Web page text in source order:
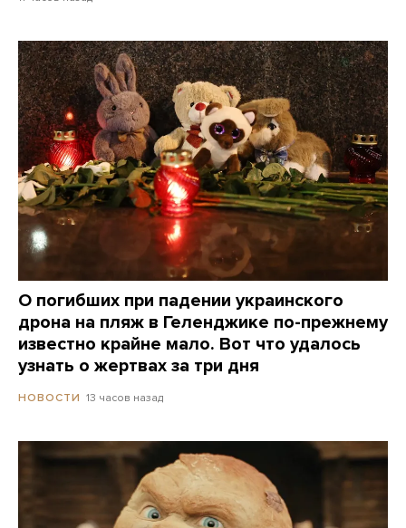
О погибших при падении украинского
дрона на пляж в Геленджике по-прежнему
известно крайне мало. Вот что удалось
узнать о жертвах за три дня
НОВОСТИ 13 часов назад